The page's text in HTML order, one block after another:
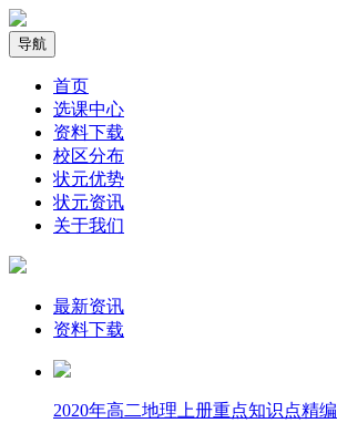
导航
首页
选课中心
资料下载
校区分布
状元优势
状元资讯
关于我们
最新资讯
资料下载
2020年高二地理上册重点知识点精编